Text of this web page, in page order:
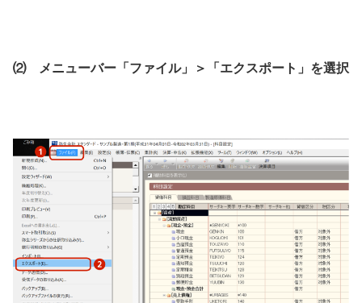
⑵ メニューバー「ファイル」＞「エクスポート」を選択